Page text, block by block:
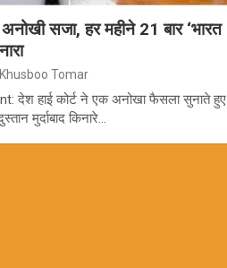
अनोखी सजा, हर महीने 21 बार ‘भारत
Khusboo Tomar
देश हाई कोर्ट ने एक अनोखा फैसला सुनाते हुए
मुर्दाबाद किनारे…